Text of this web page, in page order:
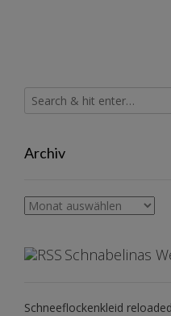
Archiv
Archiv
Schnabelinas
Schneeflockenkleid reloaded